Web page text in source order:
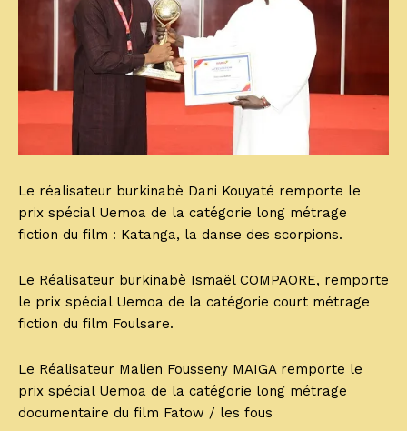
Le réalisateur burkinabè Dani Kouyaté remporte le
prix spécial Uemoa de la catégorie long métrage
fiction du film : Katanga, la danse des scorpions.
Le Réalisateur burkinabè Ismaël COMPAORE, remporte
le prix spécial Uemoa de la catégorie court métrage
fiction du film Foulsare.
Le Réalisateur Malien Fousseny MAIGA remporte le
prix spécial Uemoa de la catégorie long métrage
documentaire du film Fatow / les fous